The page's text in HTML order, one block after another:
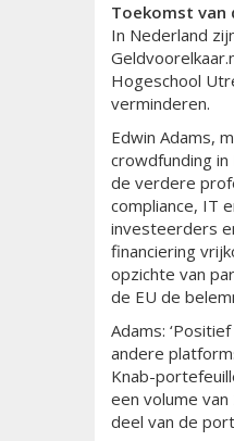
Toekomst van
In Nederland
Hogeschool
verminderen.
Edwin Adams,
crowdfunding in
de verdere
compliance, IT
investeerders
financiering
opzichte van
de EU de
Adams:
andere
Knab-
een volume
deel van de